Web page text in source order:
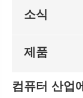
소식
제품
컴퓨터 산업